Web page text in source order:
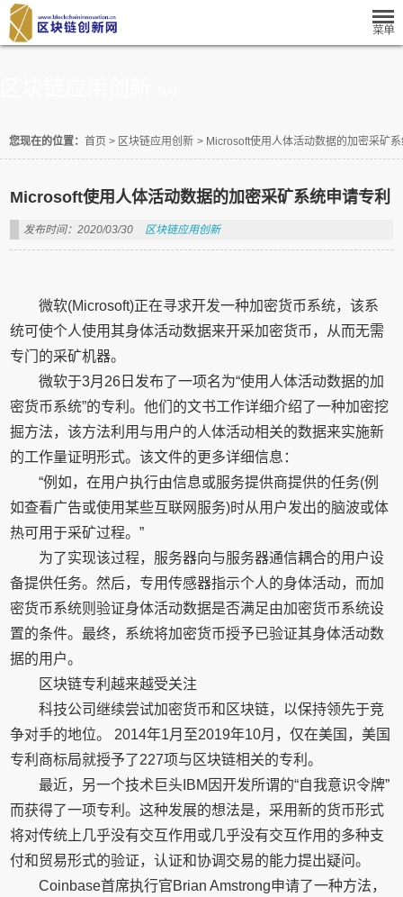
您现在的位置： 首页 > 区块链应用创新 > Microsoft使用人体活动数据的加密采矿
Microsoft使用人体活动数据的加密采矿系统申请专利
发布时间：2020/03/30 区块链应用创新
微软(Microsoft)正在寻求开发一种加密货币系统，该系
统可使个人使用其身体活动数据来开采加密货币，从而无需
专门的采矿机器。
微软于3月26日发布了一项名为“使用人体活动数据的加
密货币系统”的专利。他们的文书工作详细介绍了一种加密挖
掘方法，该方法利用与用户的人体活动相关的数据来实施新
的工作量证明形式。该文件的更多详细信息：
“例如，在用户执行由信息或服务提供商提供的任务(例
如查看广告或使用某些互联网服务)时从用户发出的脑波或体
热可用于采矿过程。”
为了实现该过程，服务器向与服务器通信耦合的用户设
备提供任务。然后，专用传感器指示个人的身体活动，而加
密货币系统则验证身体活动数据是否满足由加密货币系统设
置的条件。最终，系统将加密货币授予已验证其身体活动数
据的用户。
区块链专利越来越受关注
科技公司继续尝试加密货币和区块链，以保持领先于竞
争对手的地位。 2014年1月至2019年10月，仅在美国，美国
专利商标局就授予了227项与区块链相关的专利。
最近，另一个技术巨头IBM因开发所谓的“自我意识令牌”
而获得了一项专利。这种发展的想法是，采用新的货币形式
将对传统上几乎没有交互作用或几乎没有交互作用的多种支
付和贸易形式的验证，认证和协调交易的能力提出疑问。
Coinbase首席执行官Brian Amstrong申请了一种方法，